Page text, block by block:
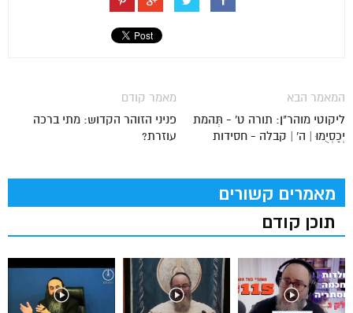
מאמר קודם
פניני הזוהר הקדוש: מתי ברכה
עוזרת?
המאמר הבא
ליקוטי מוהר"ן: תורה ט' - תְּהמת
יְכַסְיֻמוּ | ה' | קבלה - חסידות
מאמרים קשורים
תוכן קודם